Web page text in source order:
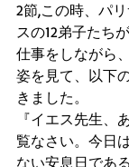
2節,この時、パ
スの12弟子たち
仕事をしながら
姿を見て、以下
きました。
『イエス先生、
覧なさい。今日
ない安息日であ